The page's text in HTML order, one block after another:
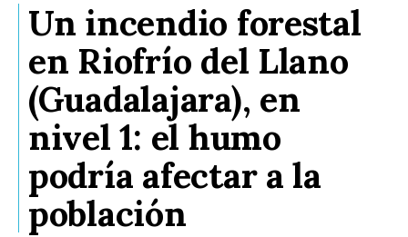
Un incendio forestal
en Riofrío del Llano
(Guadalajara), en
nivel 1: el humo
podría afectar a la
población